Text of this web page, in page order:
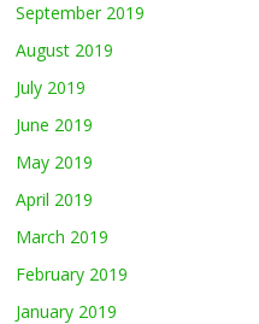
September 2019
August 2019
July 2019
June 2019
May 2019
April 2019
March 2019
February 2019
January 2019